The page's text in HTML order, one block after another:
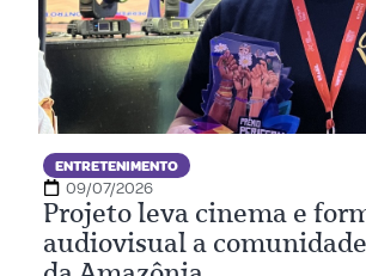
ENTRETENIMENTO
09/07/2026
Projeto leva cinema e
audiovisual a